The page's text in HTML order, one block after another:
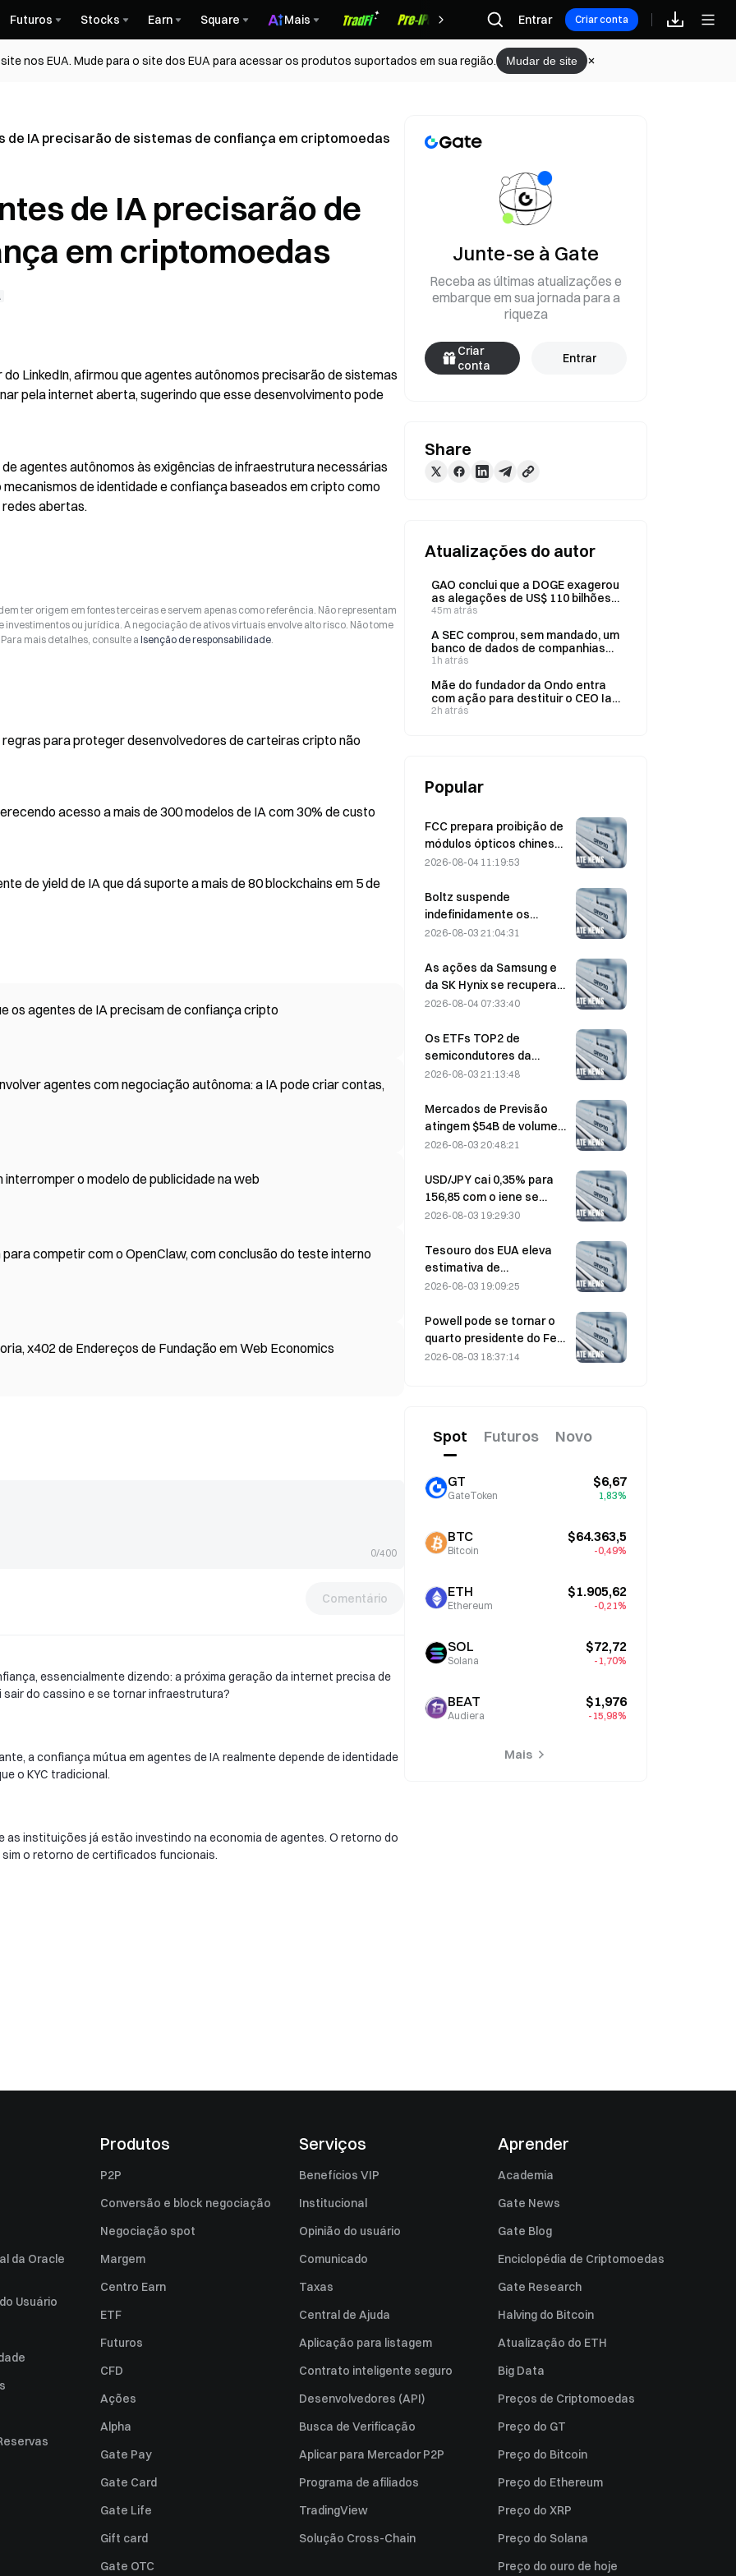
Futuros Stocks Earn Square Mais Recompensas
Entrar Criar conta
nos EUA. Mude para o site dos EUA para acessar os produtos suportados em sua região. Mudar de site
de IA precisarão de sistemas de confiança em criptomoedas
de IA precisarão de
em criptomoedas
LinkedIn, afirmou que agentes autônomos precisarão de sistemas
pela internet aberta, sugerindo que esse desenvolvimento pode
agentes autônomos às exigências de infraestrutura necessárias
de identidade e confiança baseados em cripto como
abertas.
ter origem em fontes terceiras e servem apenas como referência. Não representam
ou jurídica. A negociação de ativos virtuais envolve alto risco. Não tome
mais detalhes, consulte a Isenção de responsabilidade.
para proteger desenvolvedores de carteiras cripto não
acesso a mais de 300 modelos de IA com 30% de custo
de yield de IA que dá suporte a mais de 80 blockchains em 5 de
os agentes de IA precisam de confiança cripto
agentes com negociação autônoma: a IA pode criar contas,
o modelo de publicidade na web
competir com o OpenClaw, com conclusão do teste interno
x402 de Endereços de Fundação em Web Economics
0/400
Comentário
essencialmente dizendo: a próxima geração da internet precisa de
do cassino e se tornar infraestrutura?
a confiança mútua em agentes de IA realmente depende de identidade
o KYC tradicional.
as instituições já estão investindo na economia de agentes. O retorno do
sim o retorno de certificados funcionais.
Junte-se à Gate
Receba as últimas atualizações e
embarque em sua jornada para a
riqueza
Criar
conta
Entrar
Share
Atualizações do autor
GAO conclui que a DOGE exagerou
as alegações de US$ 110 bilhões
em economias para o governo
45m atrás
A SEC comprou, sem mandado, um
banco de dados de companhias
aéreas com bilhões de registros.
1h atrás
Mãe do fundador da Ondo entra
com ação para destituir o CEO Ian
De Bode
2h atrás
Popular
FCC prepara proibição de
módulos ópticos chineses
para data centers;
da Xinyuan sofre impacto
de 27%
2026-08-04 11:19:53
Boltz suspende
indefinidamente os
serviços de bridge do
assistidos por IA
2026-08-03 21:04:31
As ações da Samsung e
da SK Hynix se recuperam
de perdas de 5% com
2026-08-04 07:33:40
Os ETFs TOP2 de
semicondutores da
Coreia do Sul despencam
enquanto as entradas se
invertem
2026-08-03 21:13:48
Mercados de Previsão
atingem $54B de volume
em julho, à medida que a
impulsiona a negociação
2026-08-03 20:48:21
USD/JPY cai 0,35% para
156,85 com o iene se
fortalecendo no início das
2026-08-03 19:29:30
Tesouro dos EUA eleva
estimativa de
empréstimos do 3º
bilhões
2026-08-03 19:09:25
Powell pode se tornar o
quarto presidente do Fed
a cumprir um mandato
2026-08-03 18:37:14
Spot Futuros Novo
GT
GateToken
$6,67
1,83%
BTC
Bitcoin
$64.363,5
-0,49%
ETH
Ethereum
$1.905,62
-0,21%
SOL
Solana
$72,72
-1,70%
BEAT
Audiera
$1,976
-15,98%
Mais
da Oracle
Usuário
Produtos
P2P
Conversão e block negociação
Negociação spot
Margem
Centro Earn
ETF
Futuros
CFD
Ações
Alpha
Gate Pay
Gate Card
Gate Life
Gift card
Gate OTC
Serviços
Benefícios VIP
Institucional
Opinião do usuário
Comunicado
Taxas
Central de Ajuda
Aplicação para listagem
Contrato inteligente seguro
Desenvolvedores (API)
Busca de Verificação
Aplicar para Mercador P2P
Programa de afiliados
TradingView
Solução Cross-Chain
Aprender
Academia
Gate News
Gate Blog
Enciclopédia de Criptomoedas
Gate Research
Halving do Bitcoin
Atualização do ETH
Big Data
Preços de Criptomoedas
Preço do GT
Preço do Bitcoin
Preço do Ethereum
Preço do XRP
Preço do Solana
Preço do ouro de hoje